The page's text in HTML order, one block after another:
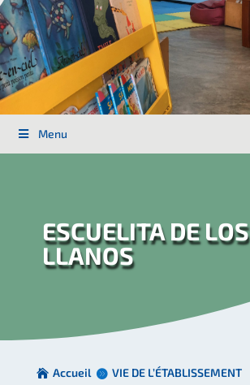
Menu
ESCUELITA DE LOS
LLANOS
Accueil
VIE DE L’ÉTABLISSEMENT